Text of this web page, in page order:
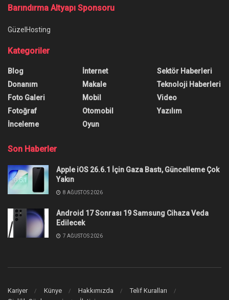
Instagram Profesyonel Hesap
Nedir? Ne İşe Yarar?
Instagram profesyonel hesap nedir, ne işe yarar,
kişisel hesapla arasındaki fark nedir gibi soruları
tüm ayrıntılarıyla cevapladık.
Yazar: Anıl Özünaldım
0
Paylaşım